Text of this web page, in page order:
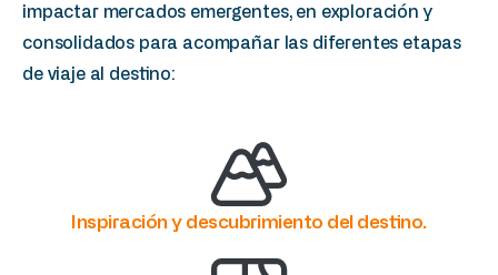
impactar mercados emergentes, en exploración y
consolidados para acompañar las diferentes etapas
de viaje al destino:
Inspiración y descubrimiento del destino.